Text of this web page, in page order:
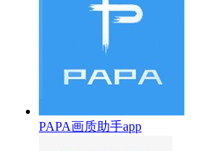
PAPA画质助手app